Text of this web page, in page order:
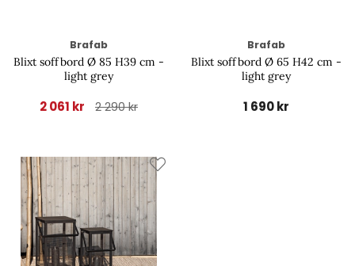
Brafab
Blixt soffbord Ø 85 H39 cm -
light grey
2 061 kr 2 290 kr
Brafab
Blixt soffbord Ø 65 H42 cm -
light grey
1 690 kr